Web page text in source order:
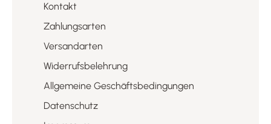
Kontakt
Zahlungsarten
Versandarten
Widerrufsbelehrung
Allgemeine Geschäftsbedingungen
Datenschutz